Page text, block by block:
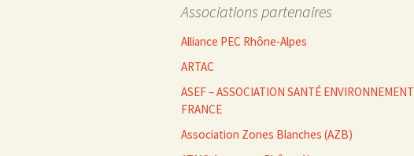
Associations partenaires
Alliance PEC Rhône-Alpes
ARTAC
ASEF – ASSOCIATION SANTÉ ENVIRONNEMENT
FRANCE
Association Zones Blanches (AZB)